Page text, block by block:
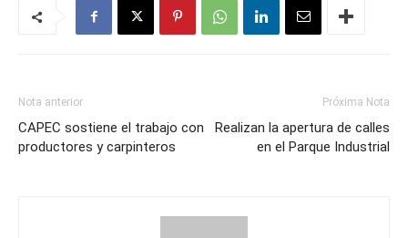
Nota anterior
CAPEC sostiene el trabajo con
productores y carpinteros
Próxima Nota
Realizan la apertura de calles
en el Parque Industrial